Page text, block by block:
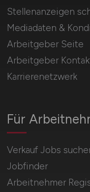
Für
Verkauf Jobs
Jobfinder
Arbeitnehmer
Stellenanzeigen
Mediadaten &
Arbeitgeber Seite
Arbeitgeber
Karrierenetzwerk